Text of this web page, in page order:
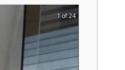
1 of 24